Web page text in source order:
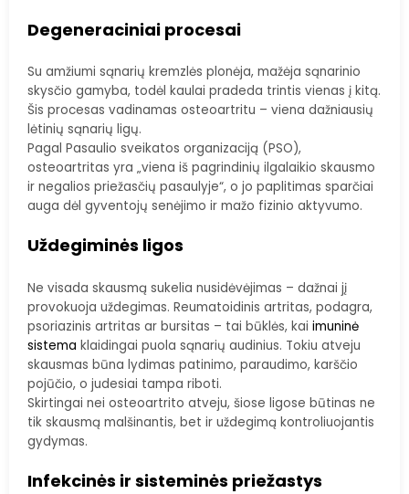
Degeneraciniai procesai
Su amžiumi sąnarių kremzlės plonėja, mažėja sąnarinio
skysčio gamyba, todėl kaulai pradeda trintis vienas į kitą.
Šis procesas vadinamas osteoartritu – viena dažniausių
lėtinių sąnarių ligų.
Pagal Pasaulio sveikatos organizaciją (PSO),
osteoartritas yra „viena iš pagrindinių ilgalaikio skausmo
ir negalios priežasčių pasaulyje“, o jo paplitimas sparčiai
auga dėl gyventojų senėjimo ir mažo fizinio aktyvumo.
Uždegiminės ligos
Ne visada skausmą sukelia nusidėvėjimas – dažnai jį
provokuoja uždegimas. Reumatoidinis artritas, podagra,
psoriazinis artritas ar bursitas – tai būklės, kai imuninė
sistema klaidingai puola sąnarių audinius. Tokiu atveju
skausmas būna lydimas patinimo, paraudimo, karščio
pojūčio, o judesiai tampa riboti.
Skirtingai nei osteoartrito atveju, šiose ligose būtinas ne
tik skausmą malšinantis, bet ir uždegimą kontroliuojantis
gydymas.
Infekcinės ir sisteminės priežastys